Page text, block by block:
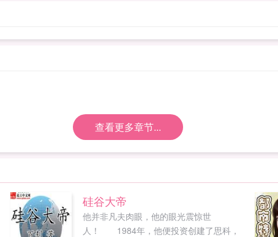
查看更多章节...
硅谷大帝
他并非凡夫肉眼，他的眼光震惊世
人！ 1984年，他便投资创建了思科，